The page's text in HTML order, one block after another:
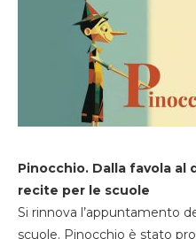
Pinocchio. Dalla favola al
recite per le scuole
Si rinnova l’appuntamento
scuole. Pinocchio è stato